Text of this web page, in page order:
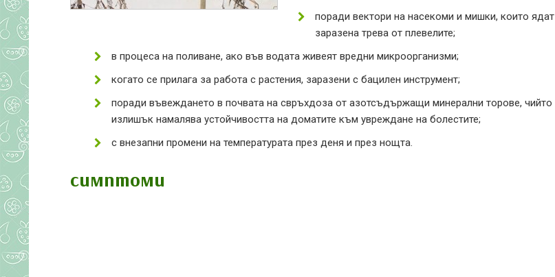
поради вектори на насекоми и мишки, които ядат
заразена трева от плевелите;
в процеса на поливане, ако във водата живеят вредни микроорганизми;
когато се прилага за работа с растения, заразени с бацилен инструмент;
поради въвеждането в почвата на свръхдоза от азотсъдържащи минерални торове, чийто
излишък намалява устойчивостта на доматите към увреждане на болестите;
с внезапни промени на температурата през деня и през нощта.
симптоми